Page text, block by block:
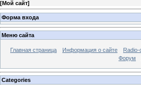
[Мой сайт]
Форма входа
Меню сайта
Главная страница Информация о сайте Radio-
Форум
Categories